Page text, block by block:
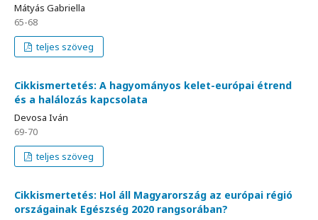
Mátyás Gabriella
65-68
teljes szöveg
Cikkismertetés: A hagyományos kelet-európai étrend
és a halálozás kapcsolata
Devosa Iván
69-70
teljes szöveg
Cikkismertetés: Hol áll Magyarország az európai régió
országainak Egészség 2020 rangsorában?